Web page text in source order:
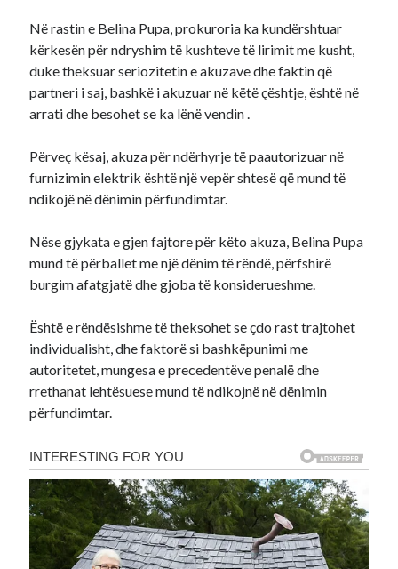
Në rastin e Belina Pupa, prokuroria ka kundërshtuar
kërkesën për ndryshim të kushteve të lirimit me kusht,
duke theksuar seriozitetin e akuzave dhe faktin që
partneri i saj, bashkë i akuzuar në këtë çështje, është në
arrati dhe besohet se ka lënë vendin.
Përveç kësaj, akuza për ndërhyrje të paautorizuar në
furnizimin elektrik është një vepër shtesë që mund të
ndikojë në dënimin përfundimtar.
Nëse gjykata e gjen fajtore për këto akuza, Belina Pupa
mund të përballet me një dënim të rëndë, përfshirë
burgim afatgjatë dhe gjoba të konsiderueshme.
Është e rëndësishme të theksohet se çdo rast trajtohet
individualisht, dhe faktorë si bashkëpunimi me
autoritetet, mungesa e precedentëve penalë dhe
rrethanat lehtësuese mund të ndikojnë në dënimin
përfundimtar.